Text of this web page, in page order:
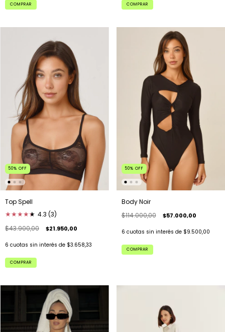
COMPRAR COMPRAR
50% OFF
Top Spell
★★★★★
★ 4.3 (3)
$43.900,00
$21.950,00
6 cuotas sin interés de $3.658,33
COMPRAR
50% OFF
Body Noir
$114.000,00
$57.000,00
6 cuotas sin interés de $9.500,00
COMPRAR